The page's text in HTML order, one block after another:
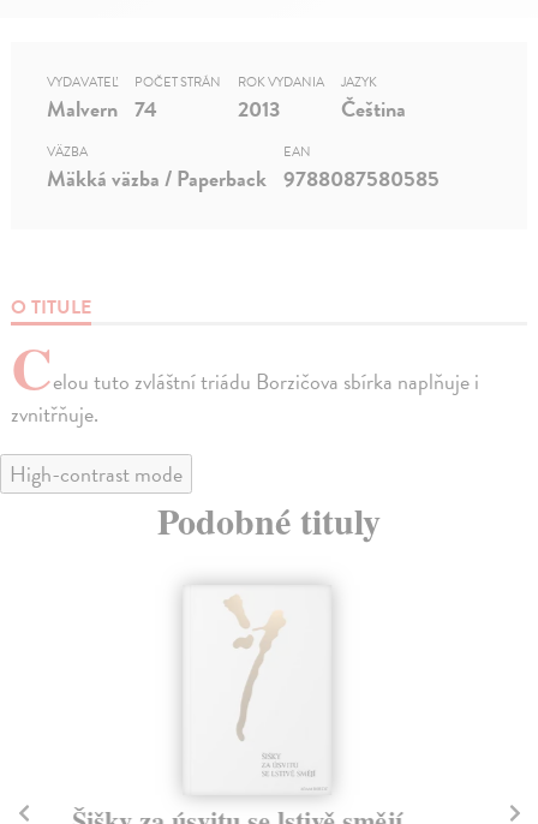
O TITULE
Celou tuto zvláštní triádu Borzičova sbírka naplňuje i
zvnitřňuje.
VYDAVATEĽ
Malvern
POČET STRÁN
74
ROK VYDANIA
2013
JAZYK
Čeština
VÄZBA
Mäkká väzba / Paperback
EAN
9788087580585
High-contrast mode
Podobné tituly